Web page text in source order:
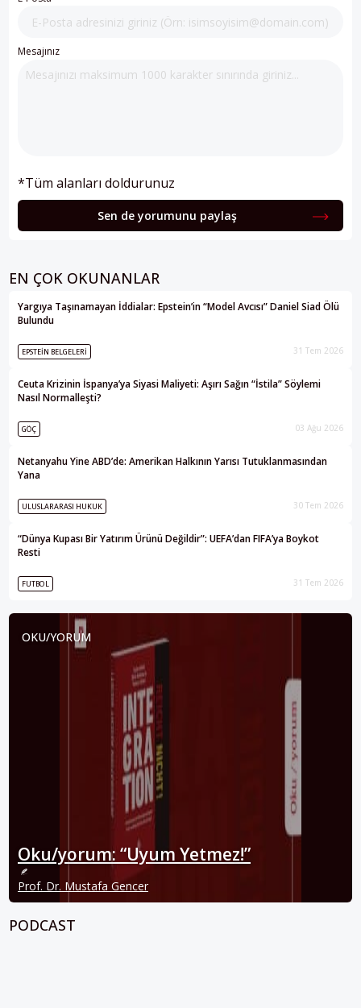
Mesajınız
*Tüm alanları doldurunuz
Sen de yorumunu paylaş
EN ÇOK OKUNANLAR
Yargıya Taşınamayan İddialar: Epstein’in “Model Avcısı” Daniel Siad Ölü
Bulundu
EPSTEIN BELGELERI 31 Tem 2026
Ceuta Krizinin İspanya’ya Siyasi Maliyeti: Aşırı Sağın “İstila” Söylemi
Nasıl Normalleşti?
GÖÇ 03 Ağu 2026
Netanyahu Yine ABD’de: Amerikan Halkının Yarısı Tutuklanmasından
Yana
ULUSLARARASI HUKUK 30 Tem 2026
“Dünya Kupası Bir Yatırım Ürünü Değildir”: UEFA’dan FIFA’ya Boykot
Resti
FUTBOL 31 Tem 2026
OKU/YORUM
Oku/yorum: “Uyum Yetmez!”
Prof. Dr. Mustafa Gencer
PODCAST